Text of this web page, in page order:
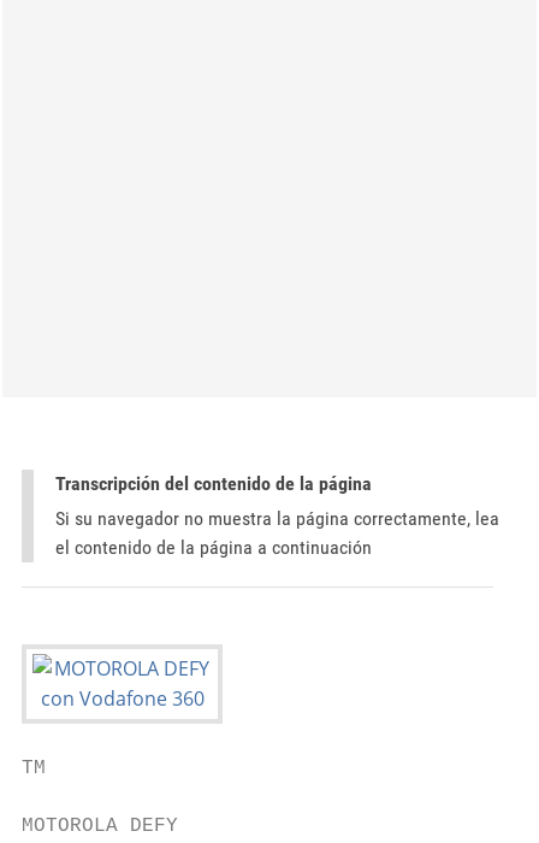
Transcripción del contenido de la página
Si su navegador no muestra la página correctamente, lea
el contenido de la página a continuación
TM
MOTOROLA DEFY